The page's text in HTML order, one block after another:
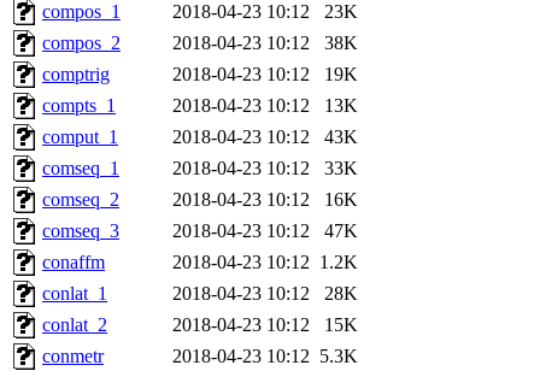
compos_1
2018-04-23 10:12
23K
compos_2
2018-04-23 10:12
38K
comptrig
2018-04-23 10:12
19K
compts_1
2018-04-23 10:12
13K
comput_1
2018-04-23 10:12
43K
comseq_1
2018-04-23 10:12
33K
comseq_2
2018-04-23 10:12
16K
comseq_3
2018-04-23 10:12
47K
conaffm
2018-04-23 10:12 1.2K
conlat_1
2018-04-23 10:12
28K
conlat_2
2018-04-23 10:12
15K
conmetr
2018-04-23 10:12 5.3K